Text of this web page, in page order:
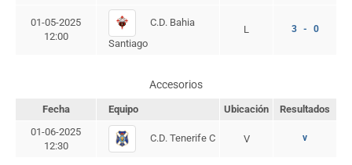
01-05-2025
12:00
C.D. Bahia
Santiago
L 3 - 0
Accesorios
Fecha Equipo Ubicación
Resultados
01-06-2025
12:30
C.D. Tenerife C V v